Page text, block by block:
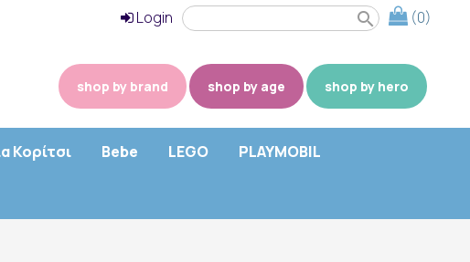
(0)
search
Login
shop by brand shop by age shop by hero
Κορίτσι Bebe LEGO PLAYMOBIL